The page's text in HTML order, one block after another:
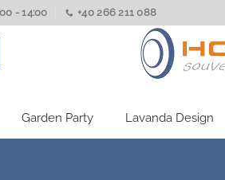
- 14:00 +40 266 211 088
Garden Party Lavanda Design